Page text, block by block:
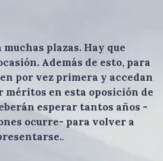
muchas plazas. Hay que
Además de esto, para
por vez primera y accedan
méritos en esta oposición de
esperar tantos años -
ocurre- para volver a
.